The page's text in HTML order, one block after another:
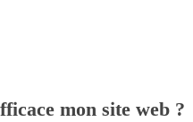
mon site web ?